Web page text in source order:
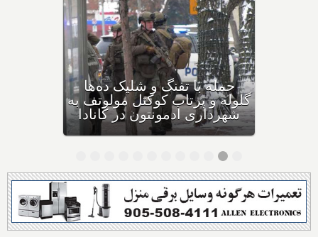
بهداشت کانادا: این داروی
کودکان، ماست و چیا، را
مصرف نکنید و این تشک نیز
احتمال خفگی دارد